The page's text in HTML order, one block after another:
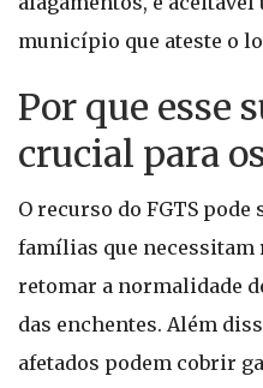
município que ateste o
Por que esse
crucial para
O recurso do FGTS
famílias que necessitam
retomar a normalidade
das enchentes. Além
afetados podem cobrir